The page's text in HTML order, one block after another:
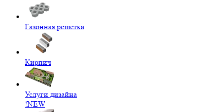
Газонная решетка
Кирпич
Услуги дизайна
!NEW